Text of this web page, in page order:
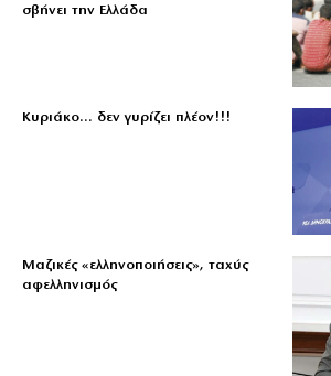
σβήνει την Ελλάδα
Κυριάκο… δεν γυρίζει πλέον!!!
Μαζικές «ελληνοποιήσεις», ταχύς
αφελληνισμός